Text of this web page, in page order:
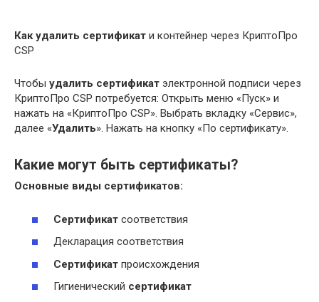
Как удалить сертификат и контейнер через КриптоПро
CSP
Чтобы удалить сертификат электронной подписи через
КриптоПро CSP потребуется: Открыть меню «Пуск» и
нажать на «КриптоПро CSP». Выбрать вкладку «Сервис»,
далее «Удалить». Нажать на кнопку «По сертификату».
Какие могут быть сертификаты?
Основные виды сертификатов:
Сертификат соответствия
Декларация соответствия
Сертификат происхождения
Гигиенический сертификат